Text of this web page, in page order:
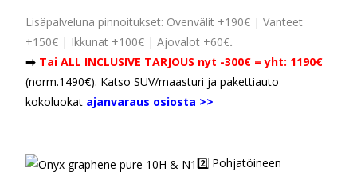
Lisäpalveluna pinnoitukset: Ovenvälit +190€ | Vanteet
+150€ | Ikkunat +100€ | Ajovalot +60€.
➡️ Tai ALL INCLUSIVE TARJOUS nyt -300€ = yht: 1190€
(norm.1490€). Katso SUV/maasturi ja pakettiauto
kokoluokat ajanvaraus osiosta >>
2️⃣ Pohjatöineen